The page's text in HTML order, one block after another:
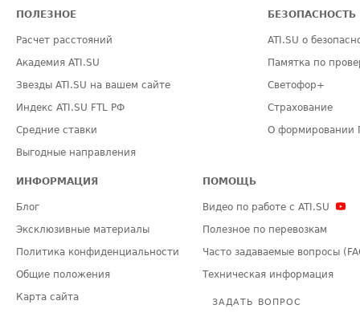
ПОЛЕЗНОЕ
Расчет расстояний
Академия ATI.SU
Звезды ATI.SU на вашем сайте
Индекс ATI.SU FTL РФ
Средние ставки
Выгодные направления
БЕЗОПАСНОСТЬ
ATI.SU о
Памятка по
Светофор+
Страхование
О формировании
ИНФОРМАЦИЯ
Блог
Эксклюзивные материалы
Политика конфиденциальности
Общие положения
Карта сайта
ПОМОЩЬ
Видео по работе с ATI.SU
Полезное по перевозкам
Часто задаваемые вопросы
Техническая информация
ЗАДАТЬ ВОПРОС